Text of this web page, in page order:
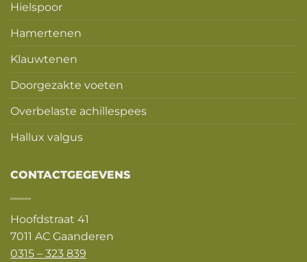
Hielspoor
Hamertenen
Klauwtenen
Doorgezakte voeten
Overbelaste achillespees
Hallux valgus
CONTACTGEGEVENS
Hoofdstraat 41
7011 AC Gaanderen
0315 – 323 839